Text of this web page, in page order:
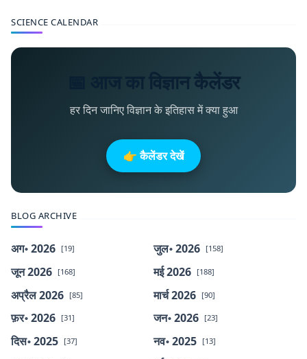
SCIENCE CALENDAR
📅 आज का विज्ञान कैलेंडर
हर दिन जानिए विज्ञान के इतिहास में क्या हुआ
👉 कैलेंडर देखें
BLOG ARCHIVE
अग॰ 2026 [19] जुल॰ 2026 [158]
जून 2026 [168] मई 2026 [188]
अप्रैल 2026 [85] मार्च 2026 [90]
फ़र॰ 2026 [31] जन॰ 2026 [23]
दिस॰ 2025 [37] नव॰ 2025 [13]